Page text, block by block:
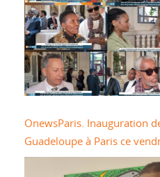
OnewsParis. Inauguration
Guadeloupe à Paris ce
LOSBAR Président du